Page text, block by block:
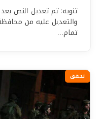
تنويه: تم تعديل النص
والتعديل عليه من
تمام…
تحقق